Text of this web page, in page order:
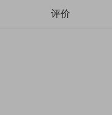
评价